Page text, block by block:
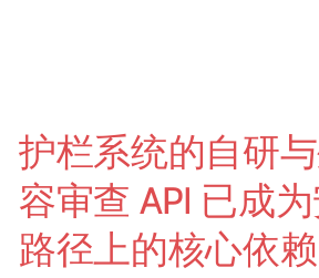
护栏系统的自研
容审查 API 已成
路径上的核心依赖